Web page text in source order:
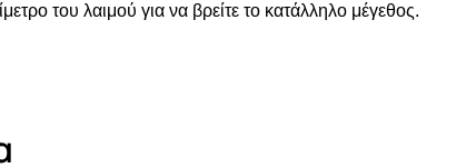
του λαιμού για να βρείτε το κατάλληλο μέγεθος.